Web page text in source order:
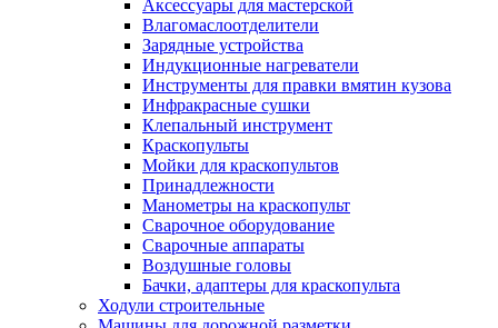
Аксессуары для мастерской
Влагомаслоотделители
Зарядные устройства
Индукционные нагреватели
Инструменты для правки вмятин кузова
Инфракрасные сушки
Клепальный инструмент
Краскопульты
Мойки для краскопультов
Принадлежности
Манометры на краскопульт
Сварочное оборудование
Сварочные аппараты
Воздушные головы
Бачки, адаптеры для краскопульта
Ходули строительные